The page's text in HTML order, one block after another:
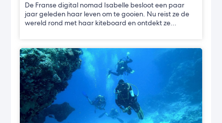
De Franse digital nomad Isabelle besloot een paar
jaar geleden haar leven om te gooien. Nu reist ze de
wereld rond met haar kiteboard en ontdekt ze…